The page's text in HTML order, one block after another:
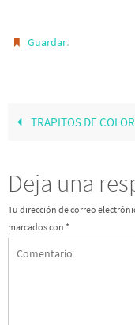
Guardar.
TRAPITOS DE
Deja una
Tu dirección de correo
marcados con *